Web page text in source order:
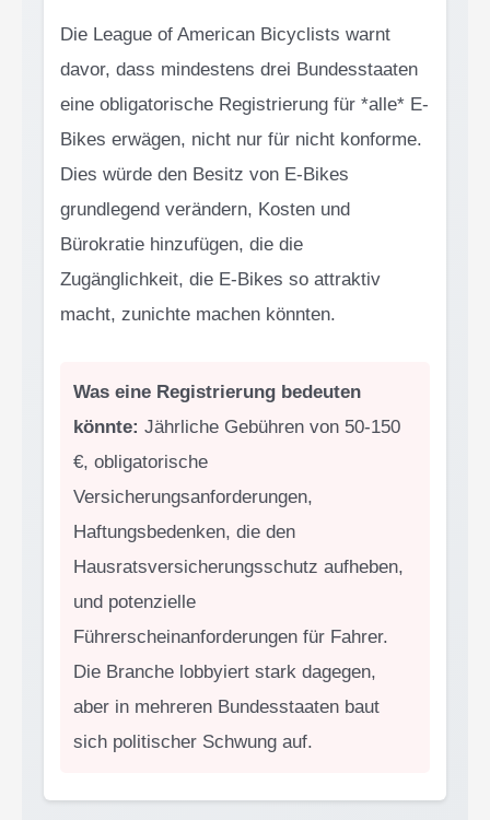
Die League of American Bicyclists warnt
davor, dass mindestens drei Bundesstaaten
eine obligatorische Registrierung für *alle* E-
Bikes erwägen, nicht nur für nicht konforme.
Dies würde den Besitz von E-Bikes
grundlegend verändern, Kosten und
Bürokratie hinzufügen, die die
Zugänglichkeit, die E-Bikes so attraktiv
macht, zunichte machen könnten.
Was eine Registrierung bedeuten
könnte: Jährliche Gebühren von 50-150
€, obligatorische
Versicherungsanforderungen,
Haftungsbedenken, die den
Hausratsversicherungsschutz aufheben,
und potenzielle
Führerscheinanforderungen für Fahrer.
Die Branche lobbyiert stark dagegen,
aber in mehreren Bundesstaaten baut
sich politischer Schwung auf.